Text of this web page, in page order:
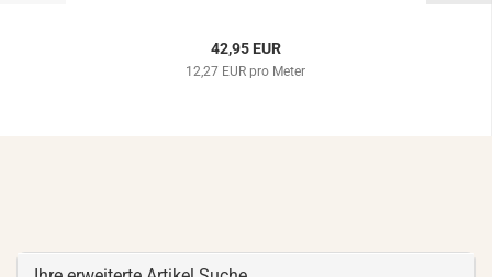
42,95 EUR
12,27 EUR pro Meter